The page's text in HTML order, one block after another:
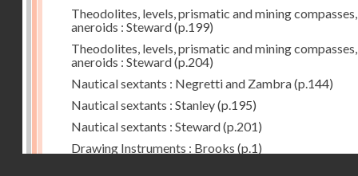
Theodolites, levels, prismatic and mining compasses,
aneroids : Steward(p.199)
Theodolites, levels, prismatic and mining compasses,
aneroids : Steward(p.204)
Nautical sextants : Negretti and Zambra(p.144)
Nautical sextants : Stanley(p.195)
Nautical sextants : Steward(p.201)
Drawing Instruments : Brooks (p.1)